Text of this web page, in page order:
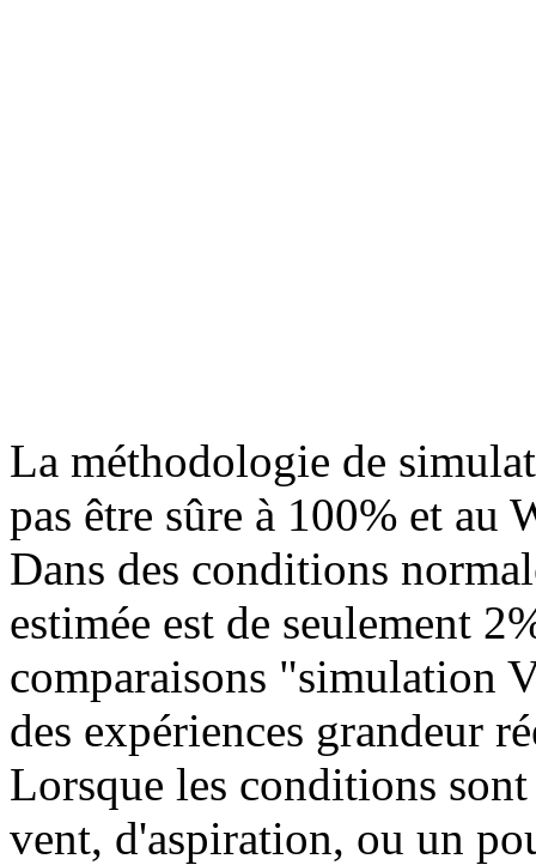
La méthodologie de
pas être sûre à 100% et au
Dans des conditions
estimée est de seulement
comparaisons "simulation
des expériences grandeur
Lorsque les conditions
vent, d'aspiration, ou un